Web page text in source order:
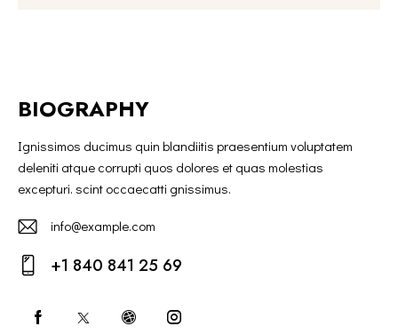
BIOGRAPHY
Ignissimos ducimus quin blandiitis praesentium voluptatem
deleniti atque corrupti quos dolores et quas molestias
excepturi. scint occaecatti gnissimus.
E-
m
info@example.com
on
+1 840 841 25 69